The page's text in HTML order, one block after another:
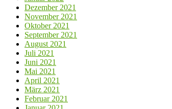
Dezember 2021
November 2021
Oktober 2021
September 2021
August 2021
Juli 2021
Juni 2021
Mai 2021
April 2021
März 2021
Februar 2021